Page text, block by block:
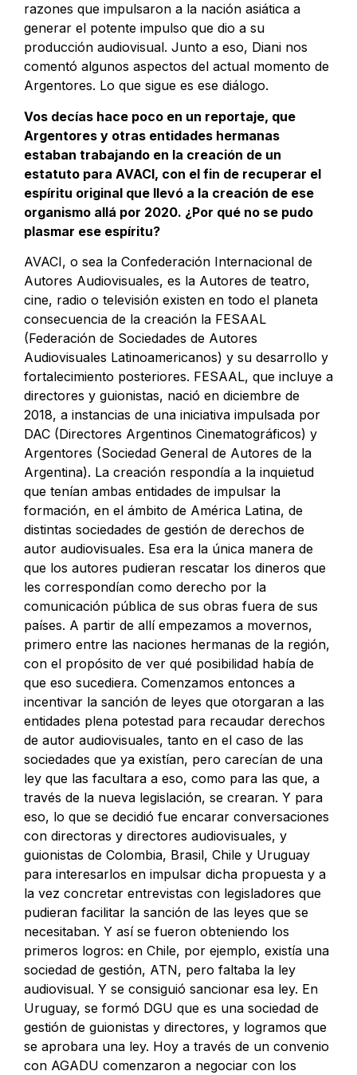
razones que impulsaron a la nación asiática a
generar el potente impulso que dio a su
producción audiovisual. Junto a eso, Diani nos
comentó algunos aspectos del actual momento de
Argentores. Lo que sigue es ese diálogo.
Vos decías hace poco en un reportaje, que
Argentores y otras entidades hermanas
estaban trabajando en la creación de un
estatuto para AVACI, con el fin de recuperar el
espíritu original que llevó a la creación de ese
organismo allá por 2020. ¿Por qué no se pudo
plasmar ese espíritu?
AVACI, o sea la Confederación Internacional de
Autores Audiovisuales, es la Autores de teatro,
cine, radio o televisión existen en todo el planeta
consecuencia de la creación la FESAAL
(Federación de Sociedades de Autores
Audiovisuales Latinoamericanos) y su desarrollo y
fortalecimiento posteriores. FESAAL, que incluye a
directores y guionistas, nació en diciembre de
2018, a instancias de una iniciativa impulsada por
DAC (Directores Argentinos Cinematográficos) y
Argentores (Sociedad General de Autores de la
Argentina). La creación respondía a la inquietud
que tenían ambas entidades de impulsar la
formación, en el ámbito de América Latina, de
distintas sociedades de gestión de derechos de
autor audiovisuales. Esa era la única manera de
que los autores pudieran rescatar los dineros que
les correspondían como derecho por la
comunicación pública de sus obras fuera de sus
países. A partir de allí empezamos a movernos,
primero entre las naciones hermanas de la región,
con el propósito de ver qué posibilidad había de
que eso sucediera. Comenzamos entonces a
incentivar la sanción de leyes que otorgaran a las
entidades plena potestad para recaudar derechos
de autor audiovisuales, tanto en el caso de las
sociedades que ya existían, pero carecían de una
ley que las facultara a eso, como para las que, a
través de la nueva legislación, se crearan. Y para
eso, lo que se decidió fue encarar conversaciones
con directoras y directores audiovisuales, y
guionistas de Colombia, Brasil, Chile y Uruguay
para interesarlos en impulsar dicha propuesta y a
la vez concretar entrevistas con legisladores que
pudieran facilitar la sanción de las leyes que se
necesitaban. Y así se fueron obteniendo los
primeros logros: en Chile, por ejemplo, existía una
sociedad de gestión, ATN, pero faltaba la ley
audiovisual. Y se consiguió sancionar esa ley. En
Uruguay, se formó DGU que es una sociedad de
gestión de guionistas y directores, y logramos que
se aprobara una ley. Hoy a través de un convenio
con AGADU comenzaron a negociar con los